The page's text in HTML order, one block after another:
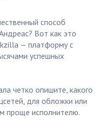
способ
Вот как это
— платформу с
успешных
четко опишите, какого
для обложки или
проще исполнителю.